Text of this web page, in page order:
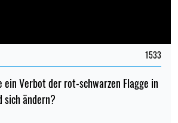
1533
Verbot der rot-schwarzen Flagge in
sich ändern?